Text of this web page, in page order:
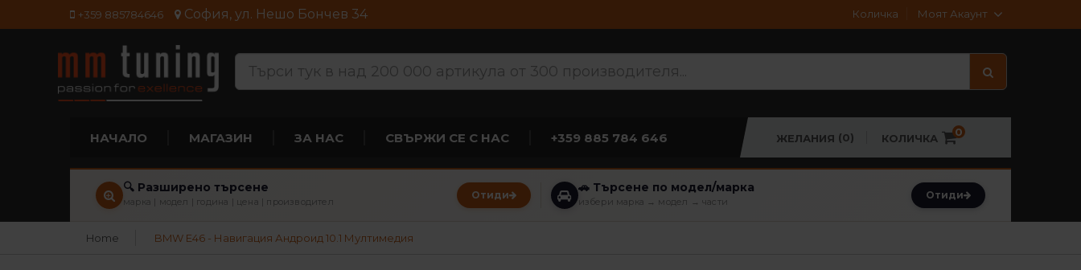
+359 885784646 София, ул. Нешо Бончев 34 Количка Моят Акаунт
НАЧАЛО МАГАЗИН ЗА НАС СВЪРЖИ СЕ С НАС +359 885 784 646 ЖЕЛАНИЯ (0) КОЛИЧКА
0
🔍 Разширено търсене
марка | модел | година | цена | производител
Отиди
🚗 Търсене по модел/марка
избери марка → модел → части
Отиди
Home BMW Е46 - Навигация Андроид 10.1 Мултимедия